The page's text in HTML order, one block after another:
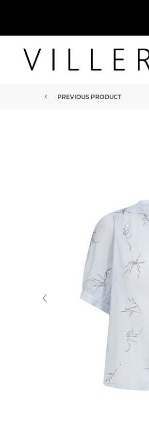
PREVIOUS PRODUCT